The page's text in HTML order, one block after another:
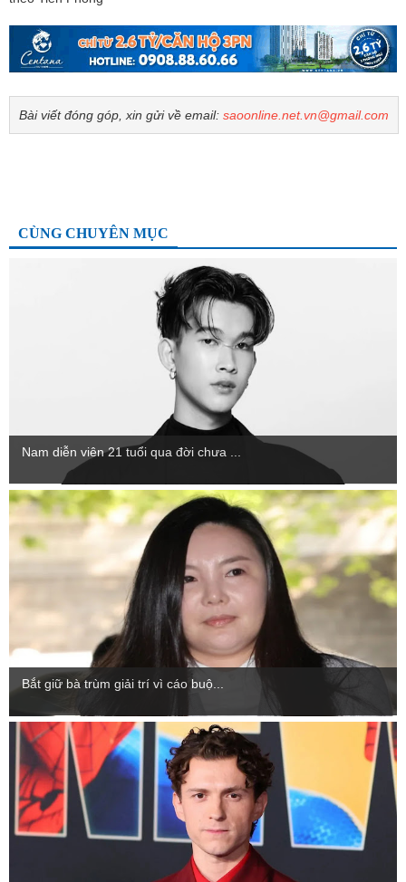
Bài viết đóng góp, xin gửi về email: saoonline.net.vn@gmail.com
CÙNG CHUYÊN MỤC
Nam diễn viên 21 tuổi qua đời chưa ...
Bắt giữ bà trùm giải trí vì cáo buộ...